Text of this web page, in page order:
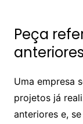
Peça
anteriores
Uma empresa
projetos já
anteriores e,